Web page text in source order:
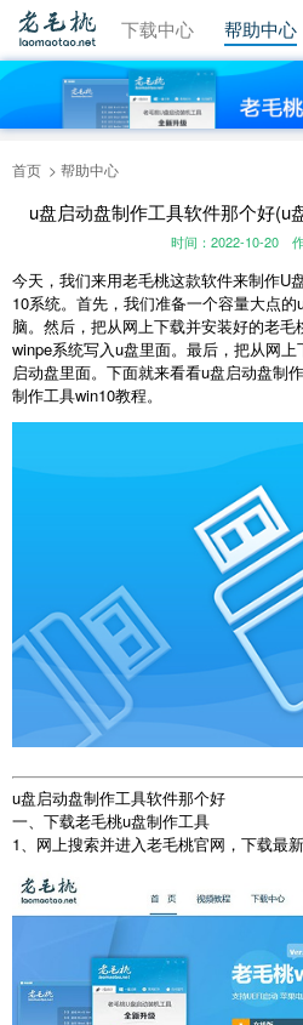
视频教程 下载中心 帮助中心
首页 帮助中心
u盘启动盘制作工具软件那个好(u
时间：2022-10-20
今天，我们来用老毛桃这款软件来制作U
10系统。首先，我们准备一个容量大点
脑。然后，把从网上下载并安装好的老
winpe系统写入u盘里面。最后，把从网
启动盘里面。下面就来看看u盘启动盘制
制作工具win10教程。
u盘启动盘制作工具软件那个好
一、下载老毛桃u盘制作工具
1、网上搜索并进入老毛桃官网，下载最